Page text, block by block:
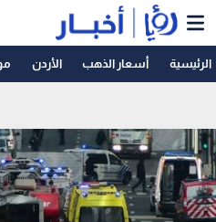
الرئيسية أسعار الذهب الأردن